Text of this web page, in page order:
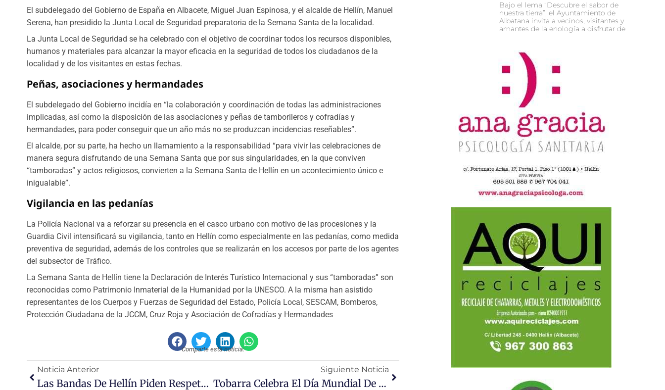
El subdelegado del Gobierno de España en Albacete, Miguel Juan Espinosa, y el alcalde de Hellín, Manuel
Serena, han presidido la Junta Local de Seguridad preparatoria de la Semana Santa de la localidad.
La Junta Local de Seguridad se ha celebrado con el objetivo de coordinar todos los recursos disponibles,
humanos y materiales para alcanzar la mayor eficacia en la seguridad de todos los ciudadanos de la
localidad y de los visitantes en estas fechas.
Peñas, asociaciones y hermandades
El subdelegado del Gobierno incidía en “la colaboración y coordinación de todas las administraciones
implicadas, así como la disposición de las asociaciones y peñas de tamborileros y cofradías y
hermandades, para poder conseguir que un año más no se produzcan incidencias reseñables”.
El alcalde, por su parte, ha hecho un llamamiento a la responsabilidad “para vivir las celebraciones de
manera segura disfrutando de una Semana Santa que por sus singularidades, en la que conviven
“tamboradas” y actos religiosos, convierten a la Semana Santa de Hellín en un acontecimiento único e
inigualable”.
Vigilancia en las pedanías
La Policía Nacional va a reforzar su presencia en el casco urbano con motivo de las procesiones y la
Guardia Civil intensificará su vigilancia, tanto en Hellín como especialmente en las pedanías, como medida
preventiva de seguridad, además de los controles que se realizarán en los accesos por parte de los agentes
del subsector de Tráfico.
La Semana Santa de Hellín tiene la Declaración de Interés Turístico Internacional y sus “tamboradas” son
reconocidas como Patrimonio Inmaterial de la Humanidad por la UNESCO. A la misma han asistido
representantes de los Cuerpos y Fuerzas de Seguridad del Estado, Policía Local, SESCAM, Bomberos,
Protección Ciudadana de la JCCM, Cruz Roja y Asociación de Cofradías y Hermandades
Comparte esta noticia:
Noticia Anterior
Las Bandas De Hellín Piden Respeto Hacia Sus Músicos Para Esta Semana Santa
Siguiente Noticia
Tobarra Celebra El Día Mundial De La Salud Con Varias Actividades
Bajo el lema “Descubre el sabor de
nuestra tierra”, el Ayuntamiento de
Albatana invita a vecinos, visitantes y
amantes de la enología a disfrutar de